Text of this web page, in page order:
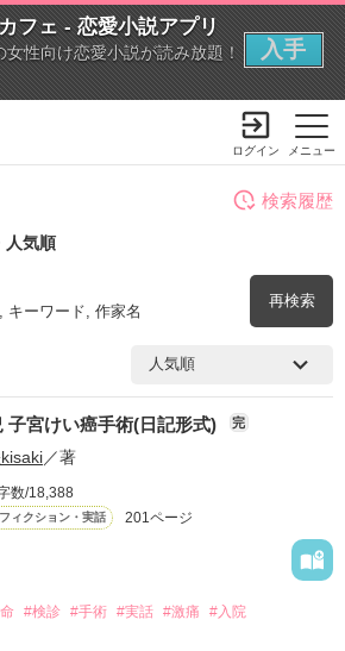
フェ - 恋愛小説アプリ
女性向け恋愛小説が読み放題！
入手
メニュー
ログイン
人気順
キーワード, 作家名
再検索
を含む
検索履歴
子宮けい癌手術(日記形式) 完
／著
数/18,388
ィクション・実話 201ページ
#検診 #手術 #実話 #激痛
#入院